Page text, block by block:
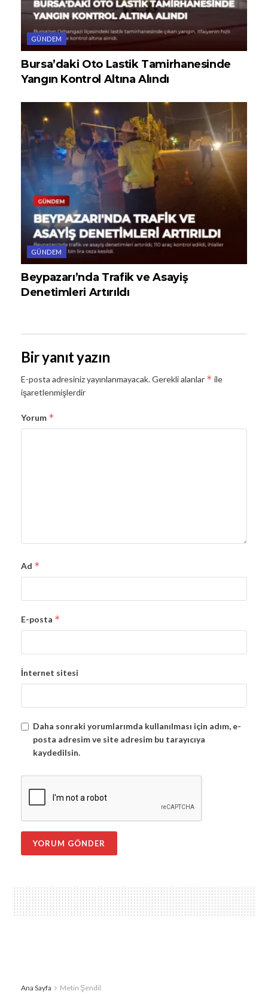
GÜNDEM
Bursa’daki Oto Lastik Tamirhanesinde
Yangın Kontrol Altına Alındı
GÜNDEM
Beypazarı’nda Trafik ve Asayiş
Denetimleri Artırıldı
Bir yanıt yazın
E-posta adresiniz yayınlanmayacak.Gerekli alanlar * ile
işaretlenmişlerdir
Yorum *
Ad *
E-posta *
İnternet sitesi
Daha sonraki yorumlarımda kullanılması için adım, e-
posta adresim ve site adresim bu tarayıcıya
kaydedilsin.
Ana Sayfa Metin Şendil